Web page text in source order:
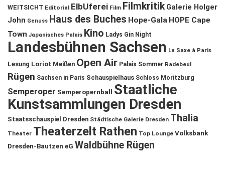
WEITSICHT Editorial ElbUferei Film Filmkritik Galerie Holger
John Genuss Haus des Buches Hope-Gala HOPE Cape
Town Japanisches Palais Kino Ladys Gin Night
Landesbühnen Sachsen La Saxe à Paris
Lesung Loriot Meißen Open Air Palais Sommer Radebeul
Rügen Sachsen in Paris Schauspielhaus Schloss Moritzburg
Semperoper Semperopernball
Staatliche
Kunstsammlungen Dresden
Staatsschauspiel Dresden Städtische Galerie Dresden Thalia
Theater Theaterzelt Rathen Top Lounge Volksbank
Dresden-Bautzen eG Waldbühne Rügen